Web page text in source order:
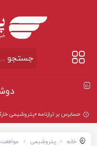
دوشنبه
حسابرس بر ترازنامه «پتروشیمی
خانه پتروشیمی
موافقت